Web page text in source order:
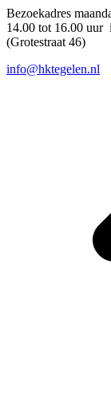
Bezoekadres
14.00 tot 16.00 uur
(Grotestraat 46)
info@hktegelen.nl